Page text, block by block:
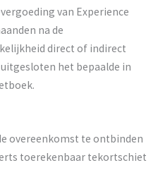
van Experience
na de
direct of indirect
het bepaalde in
overeenkomst te ontbinden
toerekenbaar tekortschiet